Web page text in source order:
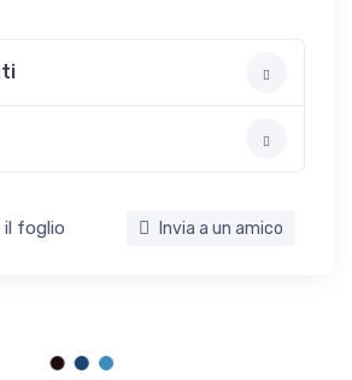
il foglio Invia a un amico